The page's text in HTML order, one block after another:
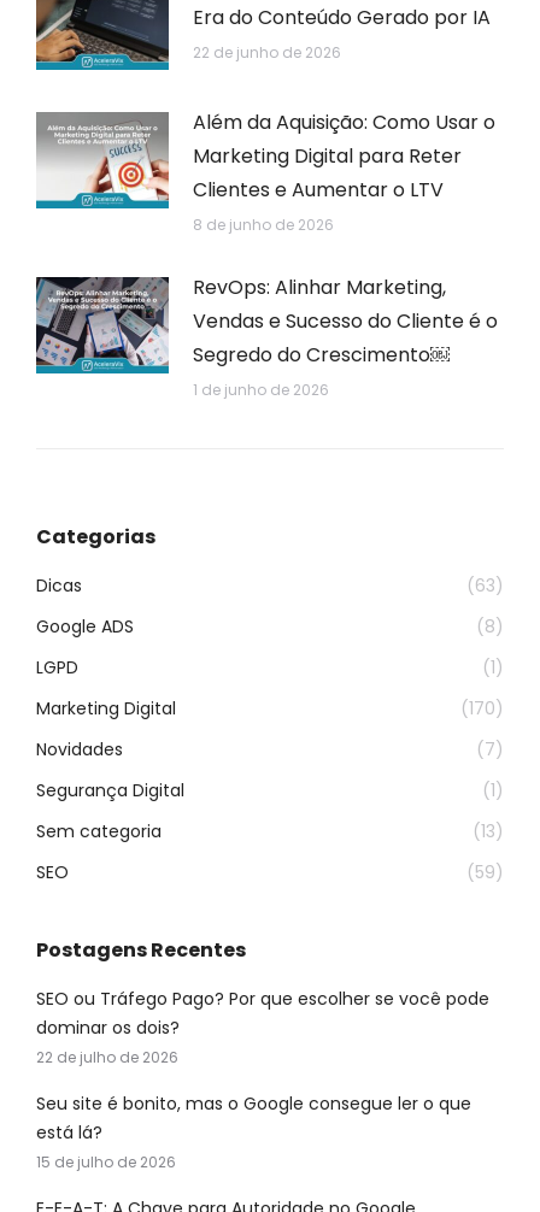
Era do Conteúdo Gerado por IA
22 de junho de 2026
Além da Aquisição: Como Usar o
Marketing Digital para Reter
Clientes e Aumentar o LTV
8 de junho de 2026
RevOps: Alinhar Marketing,
Vendas e Sucesso do Cliente é o
Segredo do Crescimento￼
1 de junho de 2026
Categorias
Dicas
(63)
Google ADS
(8)
LGPD
(1)
Marketing Digital
(170)
Novidades
(7)
Segurança Digital
(1)
Sem categoria
(13)
SEO
(59)
Postagens Recentes
SEO ou Tráfego Pago? Por que escolher se você pode
dominar os dois?
22 de julho de 2026
Seu site é bonito, mas o Google consegue ler o que
está lá?
15 de julho de 2026